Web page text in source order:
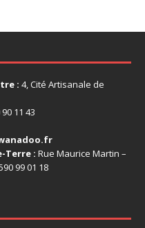
: 4, Cité Artisanale de
11 43
Terre : Rue Maurice Martin –
99 01 18